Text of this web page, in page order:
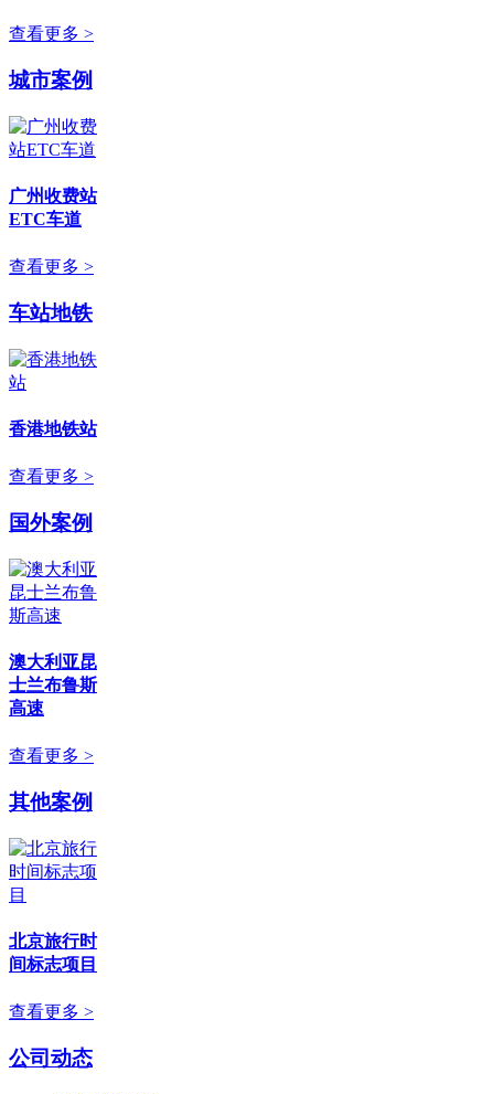
查看更多 >
城市案例
广州收费站
ETC车道
查看更多 >
车站地铁
香港地铁站
查看更多 >
国外案例
澳大利亚昆
士兰布鲁斯
高速
查看更多 >
其他案例
北京旅行时
间标志项目
查看更多 >
公司动态